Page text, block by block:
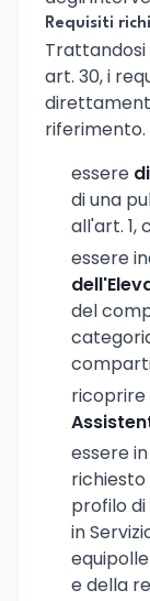
Requisiti
Trattandosi
art. 30, i
essere
di una
all'art. 1,
essere
del
ricoprire
essere
profilo
in
e della